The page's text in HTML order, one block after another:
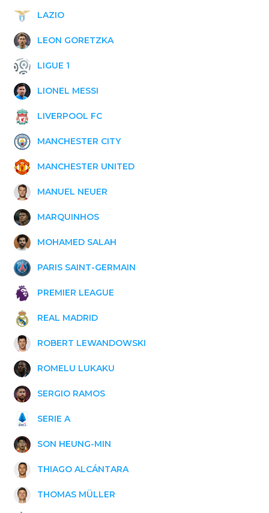
LAZIO
LEON GORETZKA
LIGUE 1
LIONEL MESSI
LIVERPOOL FC
MANCHESTER CITY
MANCHESTER UNITED
MANUEL NEUER
MARQUINHOS
MOHAMED SALAH
PARIS SAINT-GERMAIN
PREMIER LEAGUE
REAL MADRID
ROBERT LEWANDOWSKI
ROMELU LUKAKU
SERGIO RAMOS
SERIE A
SON HEUNG-MIN
THIAGO ALCÁNTARA
THOMAS MÜLLER